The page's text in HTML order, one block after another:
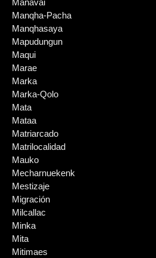
Manavai
Manqha-Pacha
Manqhasaya
Mapudungun
Maqui
Marae
Marka
Marka-Qolo
Mata
Mataa
Matriarcado
Matrilocalidad
Mauko
Mecharnuekenk
Mestizaje
Migración
Milcallac
Minka
Mita
Mitimaes